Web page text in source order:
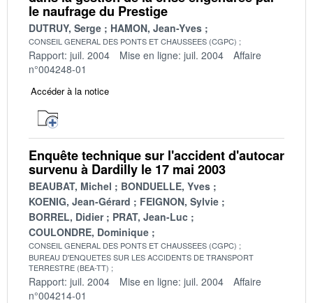
le naufrage du Prestige
DUTRUY, Serge HAMON, Jean-Yves
CONSEIL GENERAL DES PONTS ET CHAUSSEES (CGPC)
Rapport: juil. 2004 Mise en ligne: juil. 2004
Affaire
n°004248-01
Accéder à la notice
Enquête technique sur l'accident d'autocar
survenu à Dardilly le 17 mai 2003
BEAUBAT, Michel
BONDUELLE, Yves
KOENIG, Jean-Gérard
FEIGNON, Sylvie
BORREL, Didier
PRAT, Jean-Luc
COULONDRE, Dominique
CONSEIL GENERAL DES PONTS ET CHAUSSEES (CGPC)
BUREAU D'ENQUETES SUR LES ACCIDENTS DE TRANSPORT
TERRESTRE (BEA-TT)
Rapport: juil. 2004 Mise en ligne: juil. 2004
Affaire
n°004214-01